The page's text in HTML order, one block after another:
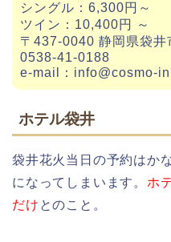
シングル：6,300円～
ツイン：10,400円 ～
〒437-0040 静岡県袋
0538-41-0188
e-mail：info@cosmo-
ホテル袋井
袋井花火当日の予約はか
になってしまいます。 ホ
だけ とのこと。